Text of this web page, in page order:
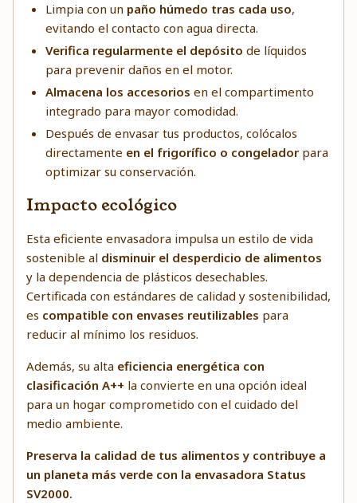
Limpia con un paño húmedo tras cada uso,
evitando el contacto con agua directa.
Verifica regularmente el depósito de líquidos
para prevenir daños en el motor.
Almacena los accesorios en el compartimento
integrado para mayor comodidad.
Después de envasar tus productos, colócalos
directamente en el frigorífico o congeladorpara
optimizar su conservación.
Impacto ecológico
Esta eficiente envasadora impulsa un estilo de vida
sostenible al disminuir el desperdicio de alimentos
y la dependencia de plásticos desechables.
Certificada con estándares de calidad y sostenibilidad,
es compatible con envases reutilizables para
reducir al mínimo los residuos.
Además, su alta eficiencia energética con
clasificación A++ la convierte en una opción ideal
para un hogar comprometido con el cuidado del
medio ambiente.
Preserva la calidad de tus alimentos y contribuye a
un planeta más verde con la envasadora Status
SV2000.